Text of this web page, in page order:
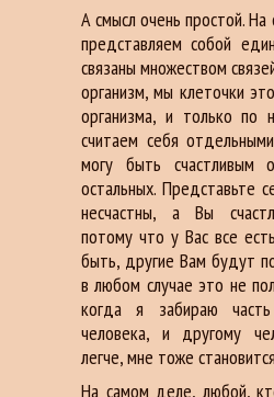
А смысл очень простой.
представляем собой
связаны множеством
организм, мы клеточки
организма, и только по
считаем себя
могу быть счастливым
остальных. Представьте
несчастны, а Вы
потому что у Вас все
быть, другие Вам будут
в любом случае это не
когда я забираю
человека, и другому
легче, мне тоже
На самом деле, любой,